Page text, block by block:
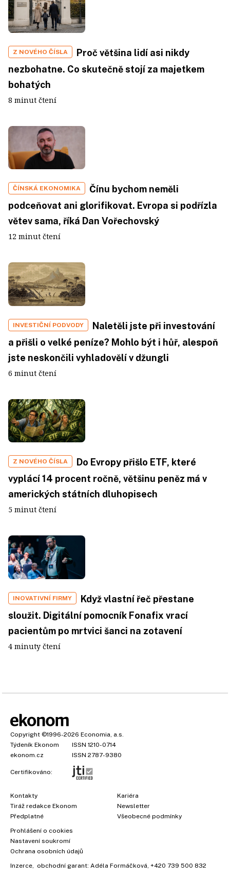
Z NOVÉHO ČÍSLA
Proč většina lidí asi nikdy
nezbohatne. Co skutečně stojí za majetkem
bohatých
8 minut čtení
ČÍNSKÁ EKONOMIKA
Čínu bychom neměli
podceňovat ani glorifikovat. Evropa si podřízla
větev sama, říká Dan Vořechovský
12 minut čtení
INVESTIČNÍ PODVODY
Naletěli jste při investování
a přišli o velké peníze? Mohlo být i hůř, alespoň
jste neskončili vyhladovělí v džungli
6 minut čtení
Z NOVÉHO ČÍSLA
Do Evropy přišlo ETF, které
vyplácí 14 procent ročně, většinu peněz má v
amerických státních dluhopisech
5 minut čtení
INOVATIVNÍ FIRMY
Když vlastní řeč přestane
sloužit. Digitální pomocník Fonafix vrací
pacientům po mrtvici šanci na zotavení
4 minuty čtení
Copyright ©1996-2026 Economia, a.s.
Týdeník Ekonom
ISSN 1210-0714
ekonom.cz
ISSN 2787-9380
Certifikováno:
Kontakty
Tiráž redakce Ekonom
Předplatné
Kariéra
Newsletter
Všeobecné podmínky
Prohlášení o cookies
Nastavení soukromí
Ochrana osobních údajů
Inzerce , obchodní garant: Adéla Formáčková +420 739 500 832